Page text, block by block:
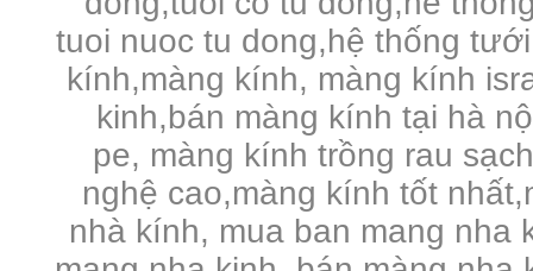
tuoi nuoc tu dong,hệ thống
kính,màng kính, màng kính
kinh,bán màng kính tại hà
pe, màng kính trồng rau
nghệ cao,màng kính tốt
nhà kính, mua ban mang nha